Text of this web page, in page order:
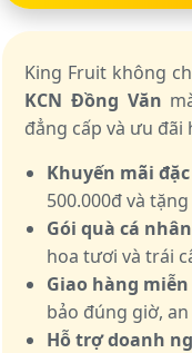
King Fruit không
KCN Đồng Văn
đẳng cấp và ưu đãi
Khuyến mãi
500.000đ và
Gói quà cá
hoa tươi và trái
Giao hàng
bảo đúng giờ,
Hỗ trợ doanh